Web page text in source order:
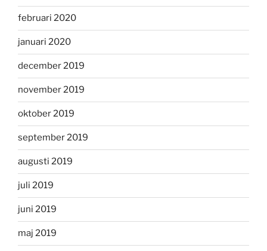
februari 2020
januari 2020
december 2019
november 2019
oktober 2019
september 2019
augusti 2019
juli 2019
juni 2019
maj 2019